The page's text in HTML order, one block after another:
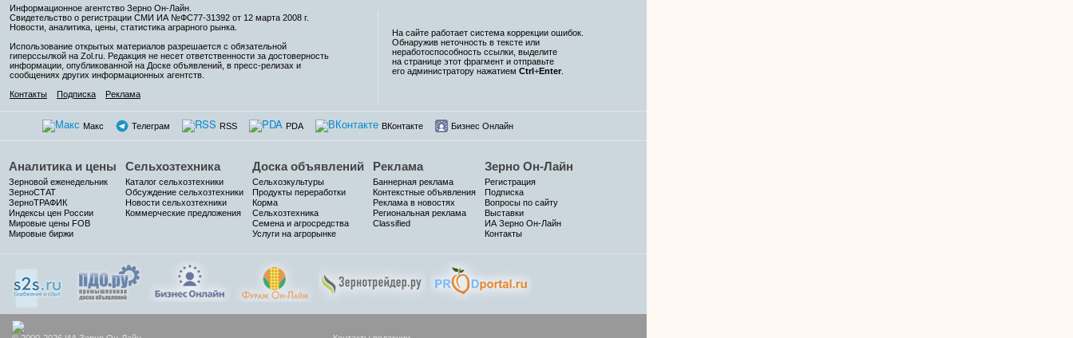
Информационное агентство Зерно Он-Лайн
Свидетельство о регистрации СМИ ИА №ФС77-31392 от 12 марта 2008 г.
Новости, аналитика, цены, статистика аграрного рынка.
Использование открытых материалов разрешается с обязательной
гиперссылкой на Zol.ru. Редакция не несет ответственности за достоверность
информации, опубликованной на Доске объявлений, в пресс-релизах и
сообщениях других информационных агентств.
Контакты
Подписка Реклама
На сайте работает система коррекции ошибок.
Обнаружив неточность в тексте или
неработоспособность ссылки, выделите
на странице этот фрагмент и отправьте
его администратору нажатием Ctrl+Enter
Макс Телеграм RSS PDA ВКонтакте Бизнес Онлайн
Аналитика и цены
Зерновой еженедельник
ЗерноСТАТ
ЗерноТРАФИК
Индексы цен России
Мировые цены FOB
Мировые биржи
Сельхозтехника
Каталог сельхозтехники
Обсуждение сельхозтехники
Новости сельхозтехники
Коммерческие предложения
Доска объявлений
Сельхозкультуры
Продукты переработки
Корма
Сельхозтехника
Семена и агросредства
Услуги на агрорынке
Реклама
Баннерная реклама
Контекстные объявления
Реклама в новостях
Региональная реклама
Classified
Зерно Он-Лайн
Регистрация
Подписка
Вопросы по сайту
Выставки
ИА Зерно Он-Лайн
Контакты